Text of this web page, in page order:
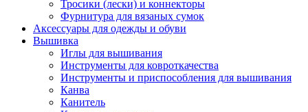
Тросики (лески) и коннекторы
Фурнитура для вязаных сумок
Аксессуары для одежды и обуви
Вышивка
Иглы для вышивания
Инструменты для ковроткачества
Инструменты и приспособления для вышивания
Канва
Канитель